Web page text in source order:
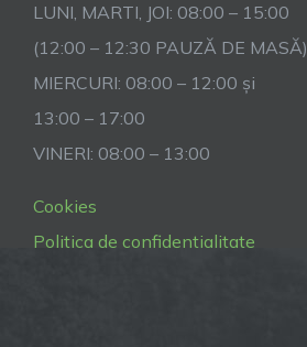
LUNI, MARTI, JOI: 08:00 – 15:00
(12:00 – 12:30 PAUZĂ DE MASĂ)
MIERCURI: 08:00 – 12:00 și
13:00 – 17:00
VINERI: 08:00 – 13:00
Cookies
Politica de confidentialitate